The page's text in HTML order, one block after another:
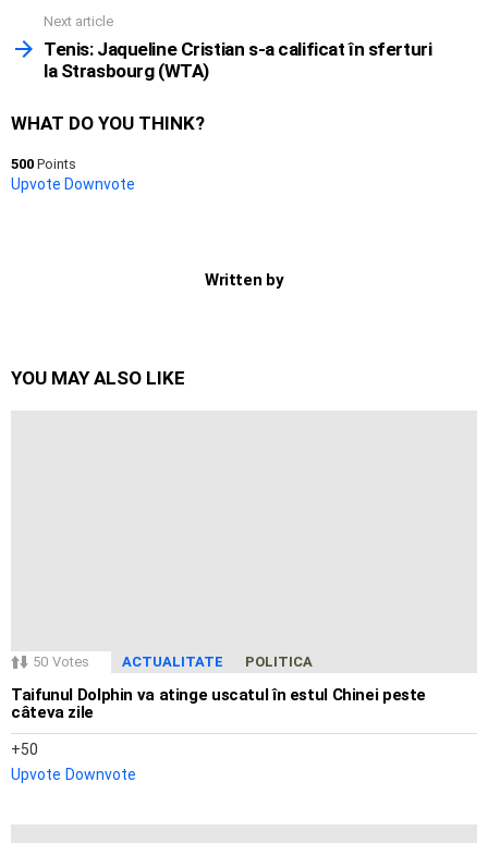
Next article
Tenis: Jaqueline Cristian s-a calificat în sferturi
la Strasbourg (WTA)
WHAT DO YOU THINK?
500 Points
Upvote Downvote
Written by
YOU MAY ALSO LIKE
50 Votes ACTUALITATE POLITICA
Taifunul Dolphin va atinge uscatul în estul Chinei peste
câteva zile
50
Upvote Downvote